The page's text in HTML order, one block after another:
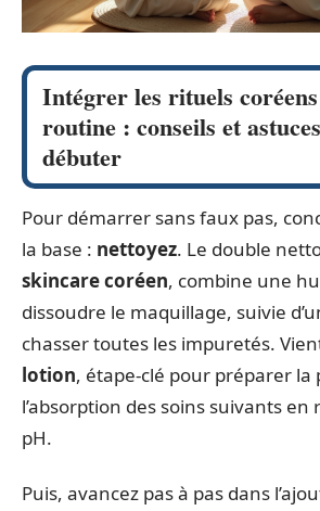
Intégrer les rituels
routine : conseils et
débuter
Pour démarrer sans faux pas,
la base : nettoyez. Le double
skincare coréen, combine une
dissoudre le maquillage, suivie
chasser toutes les impuretés.
lotion, étape-clé pour préparer
l’absorption des soins suivants en
pH.
Puis, avancez pas à pas dans